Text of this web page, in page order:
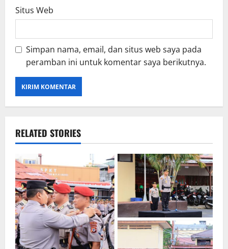
Situs Web
Simpan nama, email, dan situs web saya pada
peramban ini untuk komentar saya berikutnya.
RELATED STORIES